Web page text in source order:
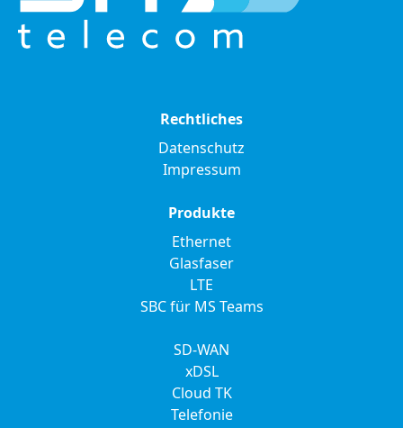
Rechtliches
Datenschutz
Impressum
Produkte
Ethernet
Glasfaser
LTE
SBC für MS Teams
SD-WAN
xDSL
Cloud TK
Telefonie